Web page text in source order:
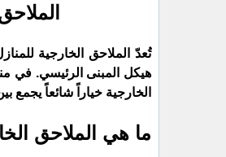
​تُعدّ الملاحق الخارجية
هيكل المبنى الرئيسي. في
الخارجية خياراً شائعاً يجمع
​ما هي الملاحق